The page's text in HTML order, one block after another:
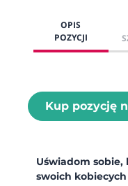
OPIS
POZYCJI
Kup pozycję
Uświadom
swoich